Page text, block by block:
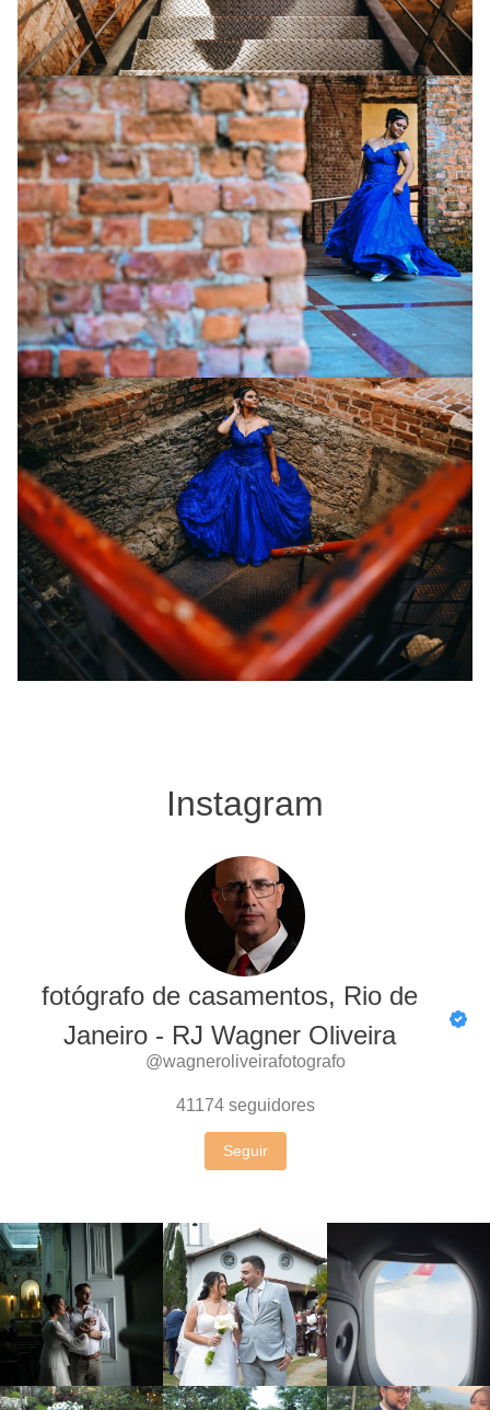
Instagram
fotógrafo de casamentos, Rio de
Janeiro - RJ Wagner Oliveira
@wagneroliveirafotografo
41174 seguidores
Seguir